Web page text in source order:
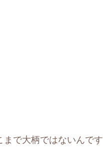
まで大柄ではないんです